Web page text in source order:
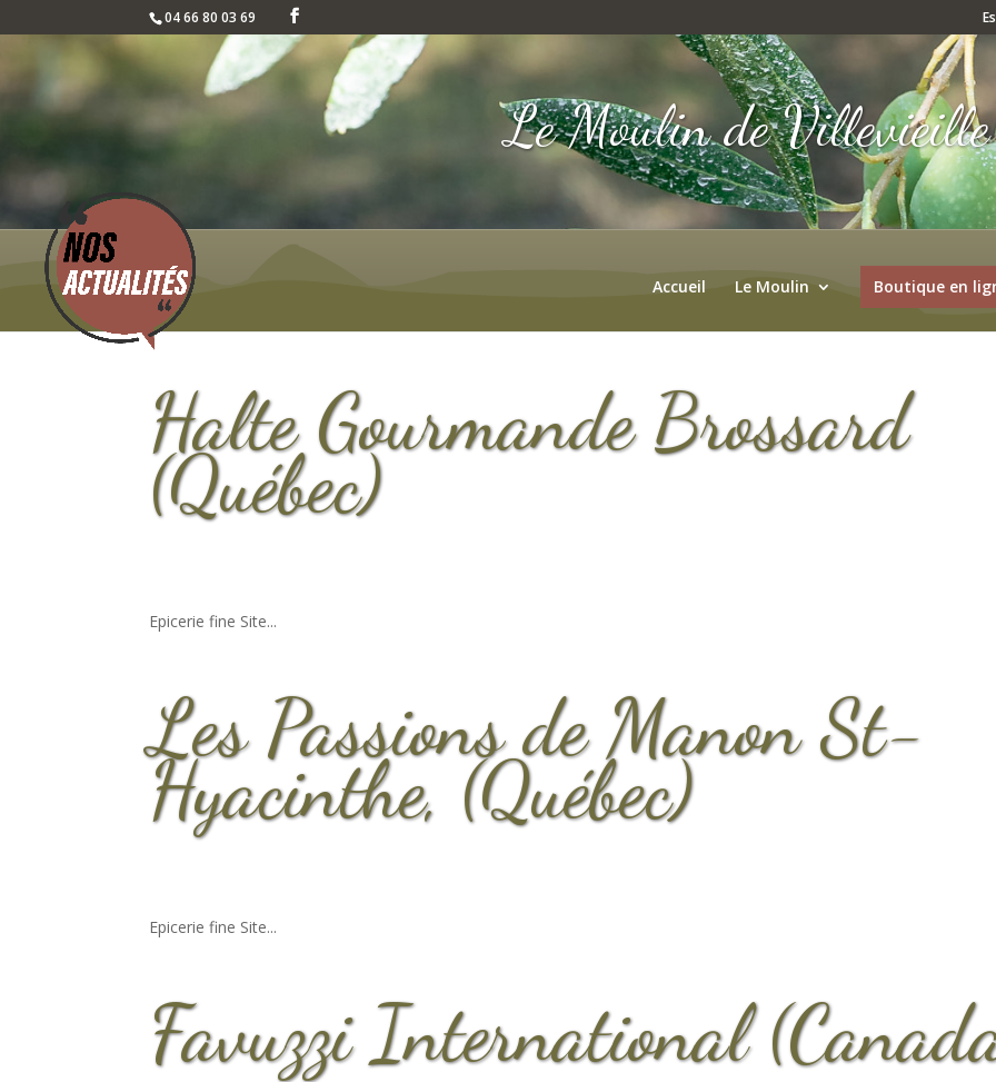
04 66 80 03 69
Le Moulin de Villevieille
Accueil Le Moulin Boutique en
Halte Gourmande Brossard
(Québec)
Epicerie fine Site...
Les Passions de Manon St-
Hyacinthe, (Québec)
Epicerie fine Site...
Favuzzi International